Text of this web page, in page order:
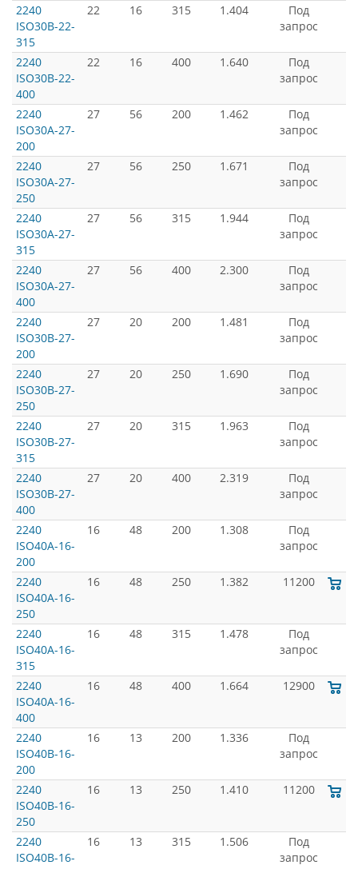
2240
ISO30B-22-
315
22 16 315 1.404
Под
запрос
2240
ISO30B-22-
400
22 16 400 1.640
Под
запрос
2240
ISO30A-27-
200
27 56 200 1.462
Под
запрос
2240
ISO30A-27-
250
27 56 250 1.671
Под
запрос
2240
ISO30A-27-
315
27 56 315 1.944
Под
запрос
2240
ISO30A-27-
400
27 56 400 2.300
Под
запрос
2240
ISO30B-27-
200
27 20 200 1.481
Под
запрос
2240
ISO30B-27-
250
27 20 250 1.690
Под
запрос
2240
ISO30B-27-
315
27 20 315 1.963
Под
запрос
2240
ISO30B-27-
400
27 20 400 2.319
Под
запрос
2240
ISO40A-16-
200
16 48 200 1.308
Под
запрос
2240
ISO40A-16-
250
16 48 250 1.382 11200
2240
ISO40A-16-
315
16 48 315 1.478
Под
запрос
2240
ISO40A-16-
400
16 48 400 1.664 12900
2240
ISO40B-16-
200
16 13 200 1.336
Под
запрос
2240
ISO40B-16-
250
16 13 250 1.410 11200
2240
ISO40B-16-
16 13 315 1.506
Под
запрос